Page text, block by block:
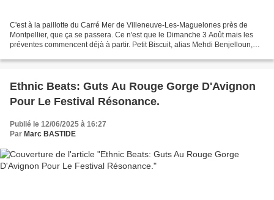
C'est à la paillotte du Carré Mer de Villeneuve-Les-Maguelones près de
Montpellier, que ça se passera. Ce n'est que le Dimanche 3 Août mais les
préventes commencent déjà à partir. Petit Biscuit, alias Mehdi Benjelloun,
Ethnic Beats: Guts Au Rouge Gorge D'Avignon
Pour Le Festival Résonance.
Publié le 12/06/2025 à 16:27
Par Marc BASTIDE